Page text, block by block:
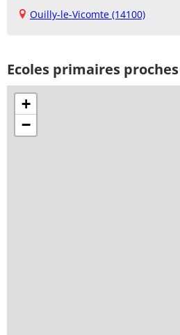
Ouilly-le-Vicomte (14100)
Ecoles primaires
+
−